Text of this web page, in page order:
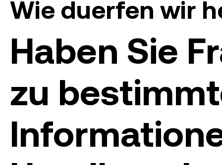
Wie duerfen wir
Haben Sie
zu